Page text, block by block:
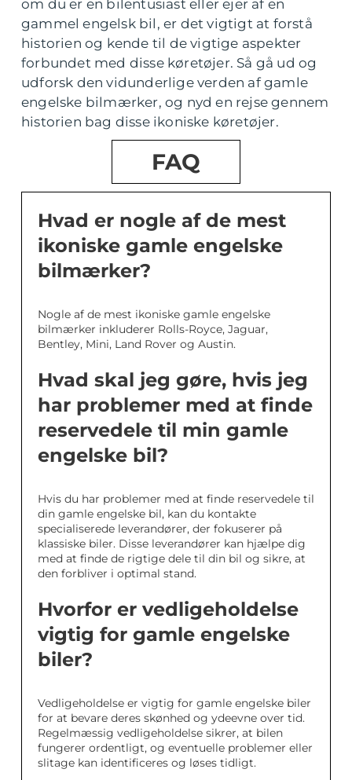
om du er en bilentusiast eller ejer af en
gammel engelsk bil, er det vigtigt at forstå
historien og kende til de vigtige aspekter
forbundet med disse køretøjer. Så gå ud og
udforsk den vidunderlige verden af gamle
engelske bilmærker, og nyd en rejse gennem
historien bag disse ikoniske køretøjer.
FAQ
Hvad er nogle af de mest
ikoniske gamle engelske
bilmærker?
Nogle af de mest ikoniske gamle engelske
bilmærker inkluderer Rolls-Royce, Jaguar,
Bentley, Mini, Land Rover og Austin.
Hvad skal jeg gøre, hvis jeg
har problemer med at finde
reservedele til min gamle
engelske bil?
Hvis du har problemer med at finde reservedele til
din gamle engelske bil, kan du kontakte
specialiserede leverandører, der fokuserer på
klassiske biler. Disse leverandører kan hjælpe dig
med at finde de rigtige dele til din bil og sikre, at
den forbliver i optimal stand.
Hvorfor er vedligeholdelse
vigtig for gamle engelske
biler?
Vedligeholdelse er vigtig for gamle engelske biler
for at bevare deres skønhed og ydeevne over tid.
Regelmæssig vedligeholdelse sikrer, at bilen
fungerer ordentligt, og eventuelle problemer eller
slitage kan identificeres og løses tidligt.